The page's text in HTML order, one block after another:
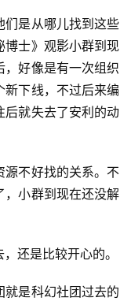
们是从哪儿找到这些
博士》观影小群到现
，好像是有一次组织
新下线，不过后来编
后就失去了安利的动
源不好找的关系。不
，小群到现在还没解
还是比较开心的。
就是科幻社团过去的